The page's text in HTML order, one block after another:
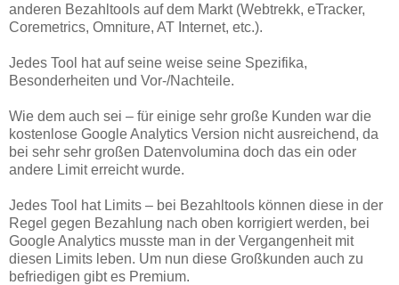
anderen Bezahltools auf dem Markt (Webtrekk, eTracker,
Coremetrics, Omniture, AT Internet, etc.).
Jedes Tool hat auf seine weise seine Spezifika,
Besonderheiten und Vor-/Nachteile.
Wie dem auch sei – für einige sehr große Kunden war die
kostenlose Google Analytics Version nicht ausreichend, da
bei sehr sehr großen Datenvolumina doch das ein oder
andere Limit erreicht wurde.
Jedes Tool hat Limits – bei Bezahltools können diese in der
Regel gegen Bezahlung nach oben korrigiert werden, bei
Google Analytics musste man in der Vergangenheit mit
diesen Limits leben. Um nun diese Großkunden auch zu
befriedigen gibt es Premium.